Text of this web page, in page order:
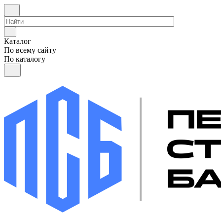
Каталог
По всему сайту
По каталогу